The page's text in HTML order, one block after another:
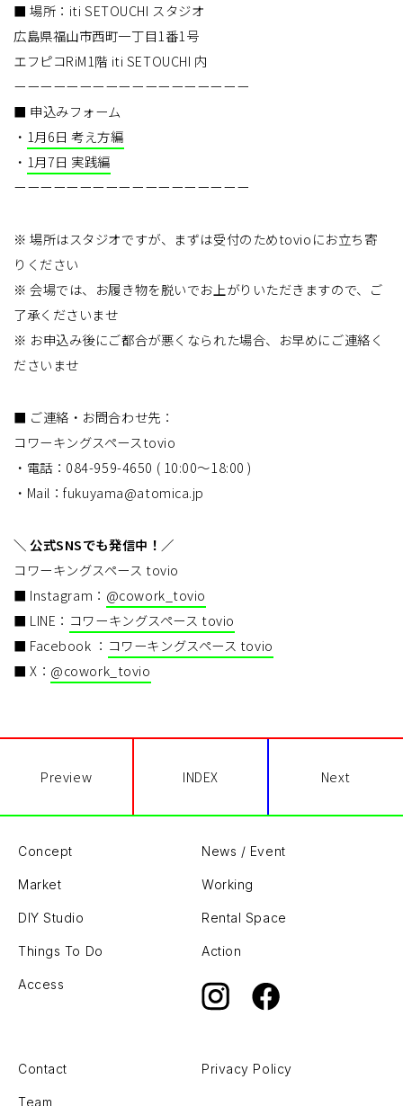
■ 場所：iti SETOUCHI スタジオ
広島県福山市西町一丁目1番1号
エフピコRiM1階 iti SETOUCHI 内
ーーーーーーーーーーーーーーーーーー
■ 申込みフォーム
・ 1月6日 考え方編
・ 1月7日 実践編
ーーーーーーーーーーーーーーーーーー
※ 場所はスタジオですが、まずは受付のためtovioにお立ち寄
りください
※ 会場では、お履き物を脱いでお上がりいただきますので、ご
了承くださいませ
※ お申込み後にご都合が悪くなられた場合、お早めにご連絡く
ださいませ
■ ご連絡・お問合わせ先：
コワーキングスペースtovio
・電話：084-959-4650 ( 10:00〜18:00 )
・Mail：fukuyama@atomica.jp
＼ 公式SNSでも発信中！／
コワーキングスペース tovio
■ Instagram： @cowork_tovio
■ LINE： コワーキングスペース tovio
■ Facebook ： コワーキングスペース tovio
■ X： @cowork_tovio
Preview INDEX Next
Concept News / Event
Market Working
DIY Studio Rental Space
Things To Do Action
Access
Contact Privacy Policy
Team